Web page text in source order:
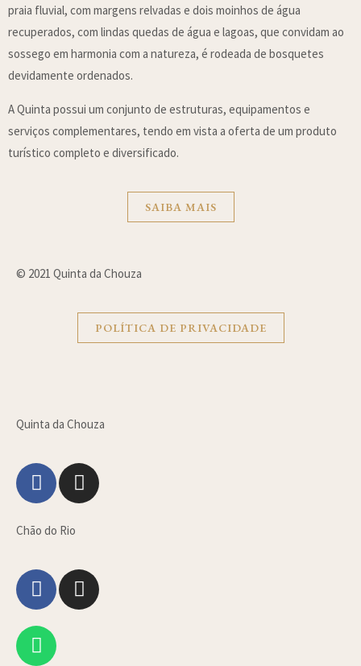
praia fluvial, com margens relvadas e dois moinhos de água
recuperados, com lindas quedas de água e lagoas, que convidam ao
sossego em harmonia com a natureza, é rodeada de bosquetes
devidamente ordenados.
A Quinta possui um conjunto de estruturas, equipamentos e
serviços complementares, tendo em vista a oferta de um produto
turístico completo e diversificado.
SAIBA MAIS
© 2021 Quinta da Chouza
POLÍTICA DE PRIVACIDADE
Quinta da Chouza
Chão do Rio